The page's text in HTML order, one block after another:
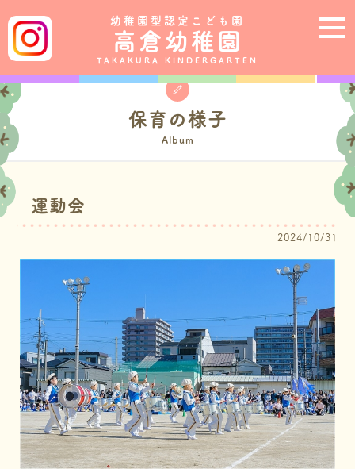
幼稚園型認定こども園
高倉幼稚園
TAKAKURA KINDERGARTEN
保育の様子
Album
運動会
2024/10/31